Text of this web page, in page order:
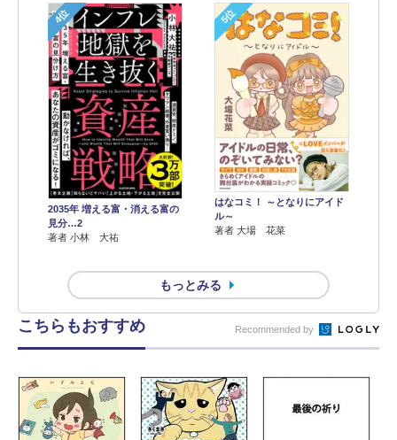
4位
2035年 増える富・消える富の
見分…2
著者 小林 大祐
5位
はなコミ！ ～となりにアイド
ル～
著者 大場 花菜
もっとみる
こちらもおすすめ Recommended by